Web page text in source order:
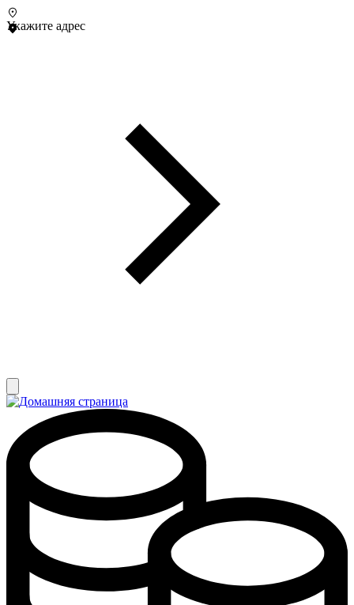
Укажите адрес